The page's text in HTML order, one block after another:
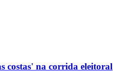
costas' na corrida eleitoral